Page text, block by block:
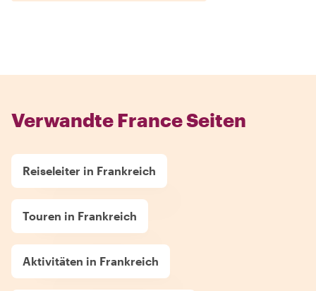
Verwandte France Seiten
Reiseleiter in Frankreich
Touren in Frankreich
Aktivitäten in Frankreich